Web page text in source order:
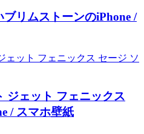
リムストーンのiPhone /
ジェット フェニックス
/ スマホ壁紙